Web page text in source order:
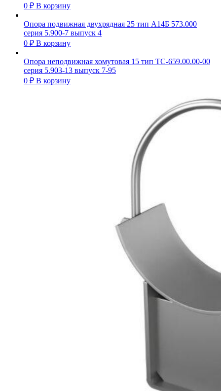
0 ₽ В корзину
Опора подвижная двухрядная 25 тип А14Б 573.000
серия 5.900-7 выпуск 4
0 ₽ В корзину
Опора неподвижная хомутовая 15 тип ТС-659.00.00-00
серия 5.903-13 выпуск 7-95
0 ₽ В корзину